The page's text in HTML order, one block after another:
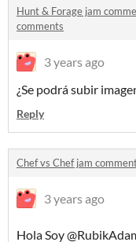
Hunt & Forage jam
comments
3 years ago
¿Se podrá subir
Reply
Chef vs Chef jam
3 years ago
Hola Soy